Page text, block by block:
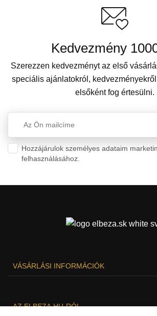
Kedvezmény
Szerezzen kedvezményt az első
speciális ajánlatokról,
elsőként fog értesülni.
Hozzájárulok személyes adataim
felhasználásához.
VÁSÁRLÁSI INFORMÁCIÓK
AZ ELBEZA.HU-RÓL